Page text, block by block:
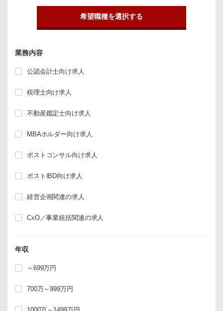
希望職種を選択する
業務内容
公認会計士向け求人
税理士向け求人
不動産鑑定士向け求人
MBAホルダー向け求人
ポストコンサル向け求人
ポストIBD向け求人
経営企画関連の求人
CxO／事業統括関連の求人
年収
～699万円
700万～999万円